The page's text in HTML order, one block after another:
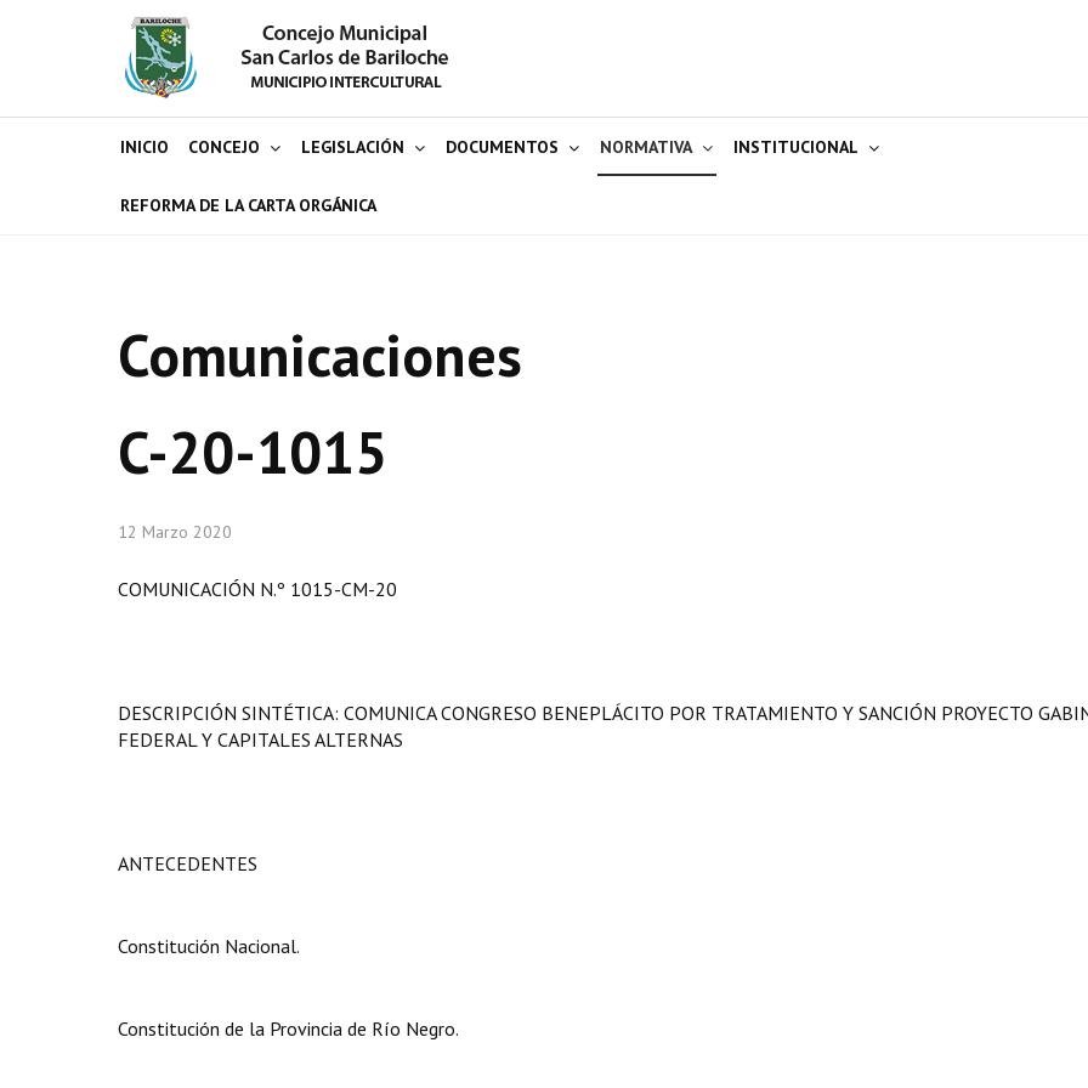
INICIO CONCEJO LEGISLACIÓN DOCUMENTOS NORMATIVA INSTITUCIONAL
REFORMA DE LA CARTA ORGÁNICA
Comunicaciones
C-20-1015
12 Marzo 2020
COMUNICACIÓN N.º 1015-CM-20
DESCRIPCIÓN SINTÉTICA: COMUNICA CONGRESO BENEPLÁCITO POR TRATAMIENTO Y SANCIÓN PROYECTO
FEDERAL Y CAPITALES ALTERNAS
ANTECEDENTES
Constitución Nacional.
Constitución de la Provincia de Río Negro.